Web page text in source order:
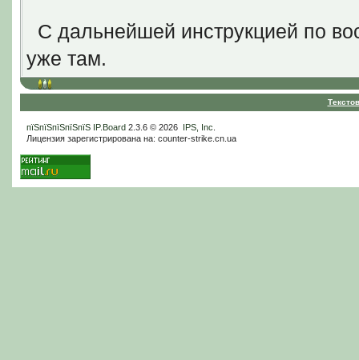
С дальнейшей инструкцией по
уже там.
пїЅпїЅпїЅпїЅпїЅ IP.Board2.3.6 © 2026 IPS, Inc
Лицензия зарегистрирована на: counter-strike.cn.ua